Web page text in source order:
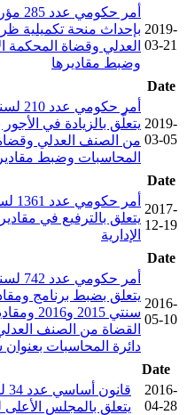
2019-
03-21
بإحداث منحة تكميلية
العدلي وقضاة المحكمة
وضبط مقاديرها
Date
2019-
03-05
يتعلّق بالزيادة في
من الصنف العدلي وقضاة
المحاسبات وضبط
Date
2017-
12-19 يتعلق بالترفيع في
الإدارية
Date
2016-
05-10
يتعلق بضبط برنامج
سنتي
القضاة من الصنف
دائرة المحاسبات بعنوان سنوات 2016
Date
2016-
04-28
يتعلق بالمجلس الأعلى